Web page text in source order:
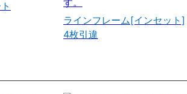
ラインフレーム[インセット]
4枚引違